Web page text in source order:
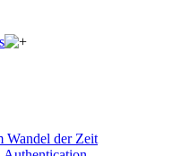
Wandel der Zeit